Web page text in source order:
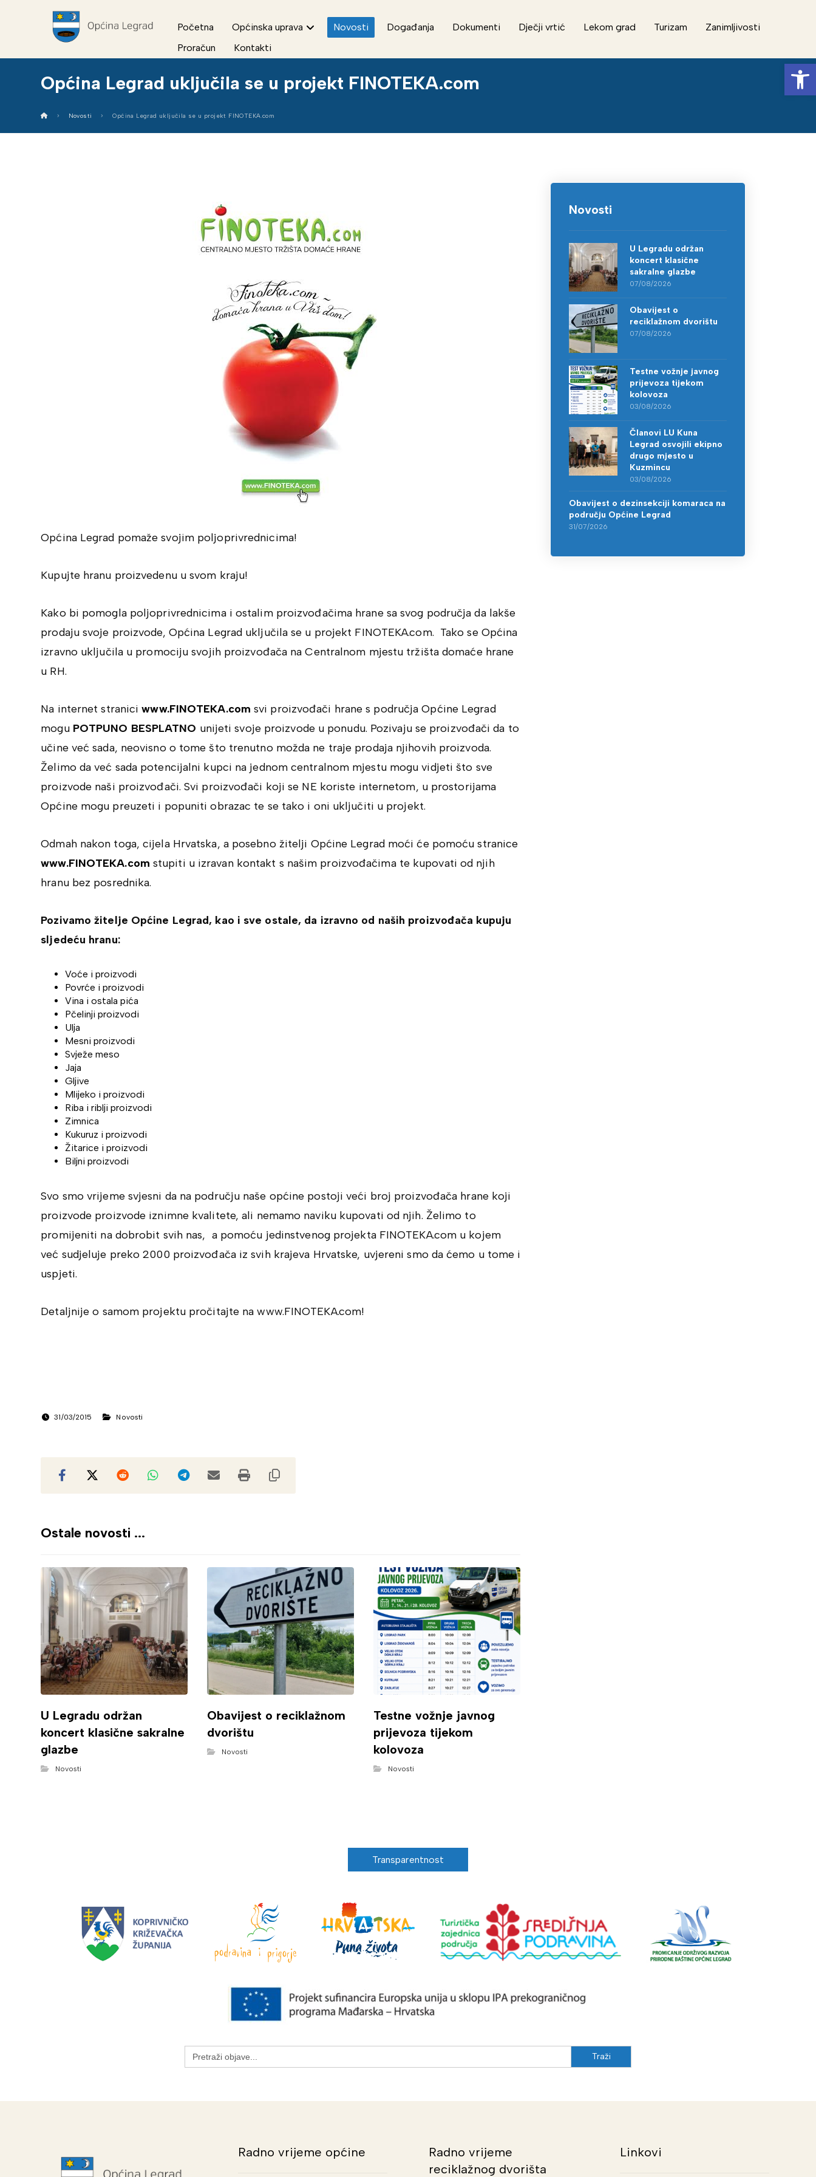
Početna Općinska uprava Novosti Događanja Dokumenti Dječji vrtić Lekom grad Turizam
Zanimljivosti
Proračun
Kontakti
Općina Legrad uključila se u projekt FINOTEKA.com
Novosti Općina Legrad uključila se u projekt FINOTEKA.com
Općina Legrad pomaže svojim poljoprivrednicima!
Kupujte hranu proizvedenu u svom kraju!
Kako bi pomogla poljoprivrednicima i ostalim proizvođačima hrane sa svog područja da lakše
prodaju svoje proizvode, Općina Legrad uključila se u projekt FINOTEKA.com. Tako se Općina
izravno uključila u promociju svojih proizvođača na Centralnom mjestu tržišta domaće hrane
u RH.
Na internet straniciwww.FINOTEKA.com svi proizvođači hrane s područja Općine Legrad
mogu POTPUNO BESPLATNO unijeti svoje proizvode u ponudu. Pozivaju se proizvođači da to
učine već sada, neovisno o tome što trenutno možda ne traje prodaja njihovih proizvoda.
Želimo da već sada potencijalni kupci na jednom centralnom mjestu mogu vidjeti što sve
proizvode naši proizvođači. Svi proizvođači koji se NE koriste internetom, u prostorijama
Općine mogu preuzeti i popuniti obrazac te se tako i oni uključiti u projekt.
Odmah nakon toga, cijela Hrvatska, a posebno žitelji Općine Legrad moći će pomoću stranice
www.FINOTEKA.com stupiti u izravan kontakt s našim proizvođačima te kupovati od njih
hranu bez posrednika.
Pozivamo žitelje Općine Legrad, kao i sve ostale, da izravno od naših proizvođača kupuju
sljedeću hranu:
Voće i proizvodi
Povrće i proizvodi
Vina i ostala pića
Pčelinji proizvodi
Ulja
Mesni proizvodi
Svježe meso
Jaja
Gljive
Mlijeko i proizvodi
Riba i riblji proizvodi
Zimnica
Kukuruz i proizvodi
Žitarice i proizvodi
Biljni proizvodi
Svo smo vrijeme svjesni da na području naše općine postoji veći broj proizvođača hrane koji
proizvode proizvode iznimne kvalitete, ali nemamo naviku kupovati od njih. Želimo to
promijeniti na dobrobit svih nas, a pomoću jedinstvenog projekta FINOTEKA.com u kojem
već sudjeluje preko 2000 proizvođača iz svih krajeva Hrvatske, uvjereni smo da ćemo u tome i
uspjeti.
Detaljnije o samom projektu pročitajte na www.FINOTEKA.com!
31/03/2015 Novosti
Ostale novosti ...
U Legradu održan
koncert klasične sakralne
glazbe
Novosti
Obavijest o reciklažnom
dvorištu
Novosti
Testne vožnje javnog
prijevoza tijekom
kolovoza
Novosti
Novosti
U Legradu održan
koncert klasične
sakralne glazbe
07/08/2026
Obavijest o
reciklažnom dvorištu
07/08/2026
Testne vožnje javnog
prijevoza tijekom
kolovoza
03/08/2026
Članovi LU Kuna
Legrad osvojili ekipno
drugo mjesto u
Kuzmincu
03/08/2026
Obavijest o dezinsekciji komaraca na
području Općine Legrad
31/07/2026
Transparentnost
Search
for:
Radno vrijeme općine
Radno vrijeme
reciklažnog dvorišta
Linkovi